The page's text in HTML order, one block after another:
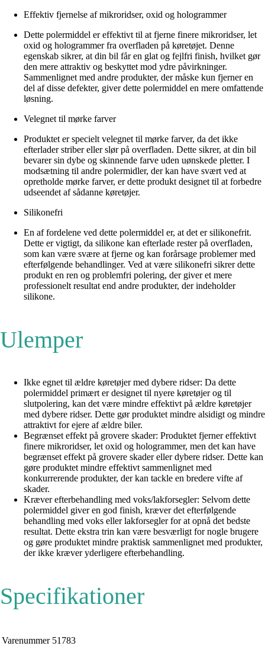
Effektiv fjernelse af mikroridser, oxid og hologrammer
Dette polermiddel er effektivt til at fjerne finere mikroridser, let
oxid og hologrammer fra overfladen på køretøjet. Denne
egenskab sikrer, at din bil får en glat og fejlfri finish, hvilket gør
den mere attraktiv og beskyttet mod ydre påvirkninger.
Sammenlignet med andre produkter, der måske kun fjerner en
del af disse defekter, giver dette polermiddel en mere omfattende
løsning.
Velegnet til mørke farver
Produktet er specielt velegnet til mørke farver, da det ikke
efterlader striber eller slør på overfladen. Dette sikrer, at din bil
bevarer sin dybe og skinnende farve uden uønskede pletter. I
modsætning til andre polermidler, der kan have svært ved at
opretholde mørke farver, er dette produkt designet til at forbedre
udseendet af sådanne køretøjer.
Silikonefri
En af fordelene ved dette polermiddel er, at det er silikonefrit.
Dette er vigtigt, da silikone kan efterlade rester på overfladen,
som kan være svære at fjerne og kan forårsage problemer med
efterfølgende behandlinger. Ved at være silikonefri sikrer dette
produkt en ren og problemfri polering, der giver et mere
professionelt resultat end andre produkter, der indeholder
silikone.
Ulemper
Ikke egnet til ældre køretøjer med dybere ridser: Da dette
polermiddel primært er designet til nyere køretøjer og til
slutpolering, kan det være mindre effektivt på ældre køretøjer
med dybere ridser. Dette gør produktet mindre alsidigt og mindre
attraktivt for ejere af ældre biler.
Begrænset effekt på grovere skader: Produktet fjerner effektivt
finere mikroridser, let oxid og hologrammer, men det kan have
begrænset effekt på grovere skader eller dybere ridser. Dette kan
gøre produktet mindre effektivt sammenlignet med
konkurrerende produkter, der kan tackle en bredere vifte af
skader.
Kræver efterbehandling med voks/lakforsegler: Selvom dette
polermiddel giver en god finish, kræver det efterfølgende
behandling med voks eller lakforsegler for at opnå det bedste
resultat. Dette ekstra trin kan være besværligt for nogle brugere
og gøre produktet mindre praktisk sammenlignet med produkter,
der ikke kræver yderligere efterbehandling.
Specifikationer
Varenummer 51783